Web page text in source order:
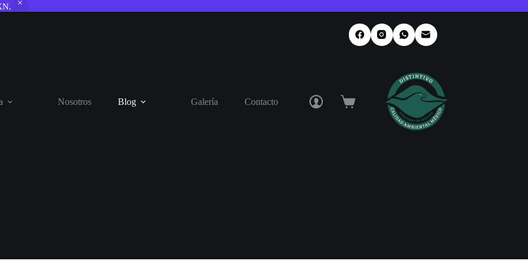
Nosotros Blog Galería Contacto
Carro